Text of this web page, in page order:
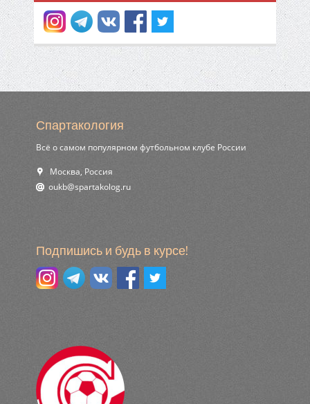
Спартакология
Всё о самом популярном футбольном клубе России
Москва, Россия
ur.golokatraps@bkuo
Подпишись и будь в курсе!